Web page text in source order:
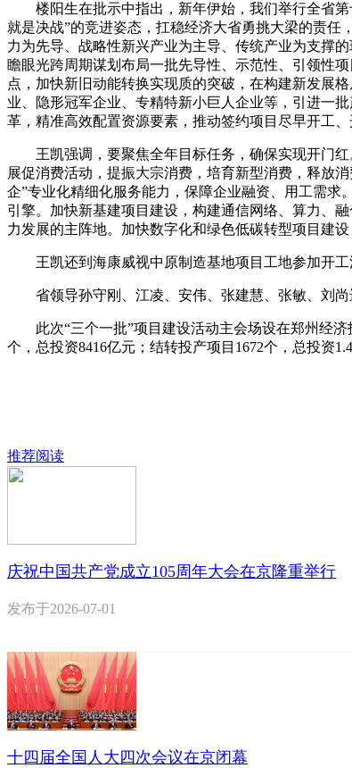
楼阳生在批示中指出，新年伊始，我们举行全省第
就是决战”的竞进姿态，扛稳经济大省勇挑大梁的责
力为先导、战略性新兴产业为主导、传统产业为支撑
瞻眼光跨周期谋划布局一批先导性、示范性、引领性
点，加快新旧动能转换实现质的突破，在构建新发展
业、隐形冠军企业、专精特新小巨人企业等，引进一
革，精准高效配置资源要素，推动签约项目尽早开工
王凯强调，要聚焦全年目标任务，确保实现开门红
展促消费活动，提振大宗消费，培育新型消费，释放
企”专业化精细化服务能力，保障企业融资、用工需
引擎。加快新基建项目建设，构建通信网络、算力、
力发展的主阵地。加快数字化和绿色低碳转型项目建
王凯还到海康威视中原制造基地项目工地参加开工
省领导孙守刚、江凌、安伟、张建慧、张敏、刘尚
此次“三个一批”项目建设活动主会场设在郑州经济
个，总投资8416亿元；结转投产项目1672个，总投资
推荐阅读
庆祝中国共产党成立105周年大会在京隆重举行
发布于2026-07-01
十四届全国人大四次会议在京闭幕